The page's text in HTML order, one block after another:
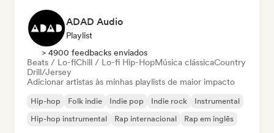
ADAD Audio
Playlist
> 4900 feedbacks enviados
Beats / Lo-fiChill / Lo-fi Hip-HopMúsica clássicaCountry
Drill/Jersey
Adicionar artistas às minhas playlists de maior impacto
Hip-hop Folk indie Indie pop Indie rock
Instrumental
Hip-hop instrumental
Rap internacional Rap em inglês